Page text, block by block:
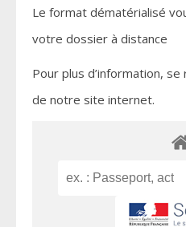
Le format dématérialisé
votre dossier à distance
Pour plus d’information,
de notre site internet.